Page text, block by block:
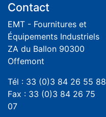
Contact
EMT - Fournitures et
Équipements Industriels
ZA du Ballon 90300
Offemont
Tél : 33 (0)3 84 26 55 88
Fax : 33 (0)3 84 26 75
07